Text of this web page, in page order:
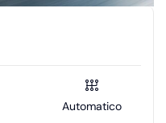
Automatico